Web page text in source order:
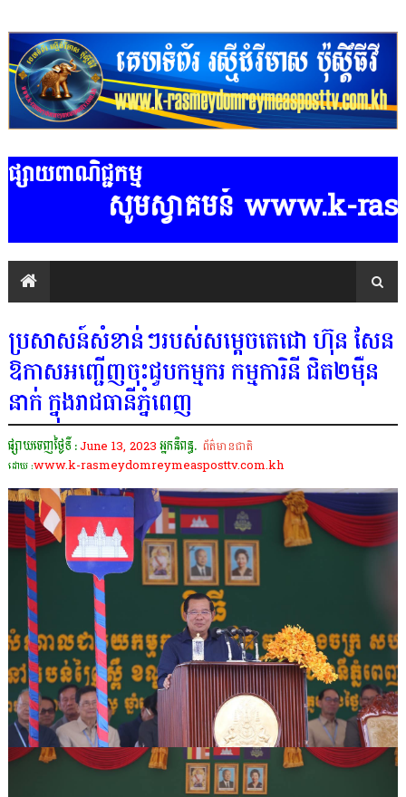
ផ្សាយពាណិជ្ជកម្ម
សូមស្វាគមន៍ www.k-
ប្រសាសន៍សំខាន់ៗរបស់សម្តេចតេជោ ហ៊ុន សែន
ឱកាសអញ្ជើញចុះជួបកម្មករ កម្មការិនី ជិត២ម៉ឺន
នាក់ ក្នុងរាជធានីភ្នំពេញ
ផ្សាយចេញថ្ងៃទី :June 13, 2023 អ្នកនិពន្ធ. ព័ត៌មានជាតិ
ដោយ :www.k-rasmeydomreymeasposttv.com.kh